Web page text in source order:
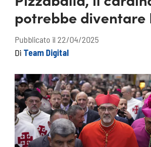
potrebbe diventare
Pubblicato il 22/04/2025
Di Team Digital